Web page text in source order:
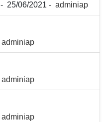
- 25/06/2021 - adminiap
adminiap
adminiap
adminiap